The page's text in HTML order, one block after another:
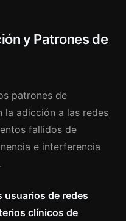
y Patrones de
patrones de
la adicción a las redes
fallidos de
e interferencia
usuarios de redes
clínicos de